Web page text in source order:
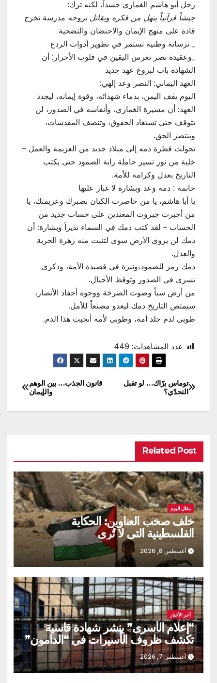
رحل أبو هاشم الغماري جسداً، لكنه ترك:
جيشاً قرآنياً ينهل من فكره ويقاتل بروحه مدرسة تخرج
قادة على منهج الإيمان والاحتضان والتضحية
_ ترسانة وطنية تستمر في تطوير أدوات الردع
_وعقيدة نصر تغرس اليقين في قلوب الأحرار: أن
الشهادة باب لبزوغ عهد جديد
العهد اليماني: النصر وعد إلهي:
اليوم يقف اليمن، بدماء شهدائه، وقوة إيمانه، ليجدد
العهد: أن مسيرة الغماري، وأنفاسه في الصدور، لن
تتوقف حتى تستعاد الحقوق، وتنصف المقدسات،
وينتصر الحق.
تحولت قطرة دمه إلى ميلاد جديد من العزيمة والعمل –
خلية من نور تسير حاملة راية الصمود حتى يكتب
التاريخ بعدل وكرامة للأمة.
خاتمة : دمه وعد وبشارة لا غبار عليها
يا أبا هاشم، يا من حاصرت الكيان بصبرك وعزيمتك، يا
من أجبرت جبروت المعتدين على حساب جديد من
الحساب – لقد كتب دمك في السماء نذيراً وبشارة: أن
دمك لن يروى الأرض سوى لتنبت منه زهرة الحرية
والعدل.
دمك رمز للصمود،ونبرة في قصيدة الأمة، وذكرى
تسري في الصدور وتوقظ الأجيال.
من أرض سبأ وصوت الصرخة ووجوه أحفاد الأنصار،
سيمتص التاريخ دمك ليغدو مصنعاً للأمل.
طوبى لدم خلد أمة، وطوبى لأمة أنجبت هذا الدم.
عدد المشاهدات: 449
تصفّح
المقالات
قانون الجذب… بين الوهم
والإيمان
توماس برّاك… لو تقبل
التحدّي؟
Related Post
مقال اليوم
خلف صخب العناوين: الحكاية
الفلسطينية التي لا تُرى
أغسطس 8, 2026
آخر الأخبار
“إعلام الأسرى” ينشر شهادة قاسية
تكشف ظروف الأسيرات في “الدامون”
أغسطس 7, 2026